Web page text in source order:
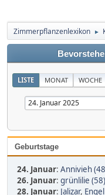
Zimmerpflanzenlexikon ►
LISTE MONAT WOCHE
Geburtstage
24. Januar: Annivieh
26. Januar: grünlilie (58)
28. Januar: Jalizar,